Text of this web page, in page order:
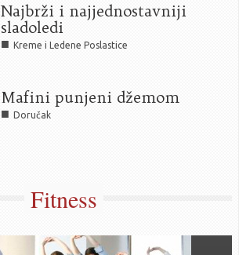
Najbrži i najjednostavniji
sladoledi
■ Kreme i Ledene Poslastice
Mafini punjeni džemom
■ Doručak
Fitness